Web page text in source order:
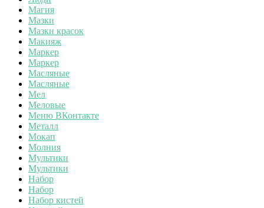
Магия
Мазки
Мазки красок
Макияж
Маркер
Маркер
Масляные
Масляные
Мел
Меловые
Меню ВКонтакте
Металл
Мокап
Молния
Мультики
Мультики
Набор
Набор
Набор кистей